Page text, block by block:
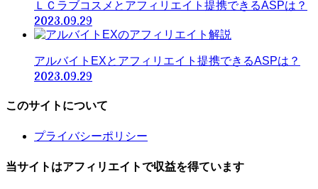
ＬＣラブコスメとアフィリエイト提携できるASPは？
2023.09.29
アルバイトEXとアフィリエイト提携できるASPは？
2023.09.29
このサイトについて
プライバシーポリシー
当サイトはアフィリエイトで収益を得ています